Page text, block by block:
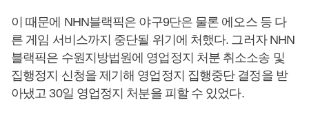
이 때문에 NHN블랙픽은 야구9단은 물론 에오스 등 다
른 게임 서비스까지 중단될 위기에 처했다. 그러자 NHN
블랙픽은 수원지방법원에 영업정지 처분 취소소송 및
집행정지 신청을 제기해 영업정지 집행중단 결정을 받
아냈고 30일 영업정지 처분을 피할 수 있었다.